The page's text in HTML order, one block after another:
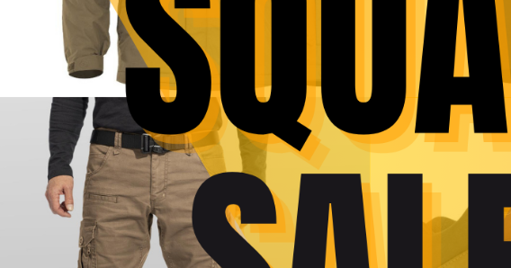
Cagula este concepută pentru a proteja fața și gâtul împotriva frigului, vântului
este proiectată pentru a se potrivi confortabil pe față și pe gât. Forma ergonomică
din materiale de înaltă calitate. Durabilă și rezistentă la uzură.
într-o nuanță de coyote brown, care se potrivește perfect cu alte elemente ale
Zone Tactical este un accesoriu versatil și practic, ideal pentru activități precum
cu această cagulă de încredere.
sau oricare alta din gama Squad Store, va asteptam cu drag la magazinul nostru din